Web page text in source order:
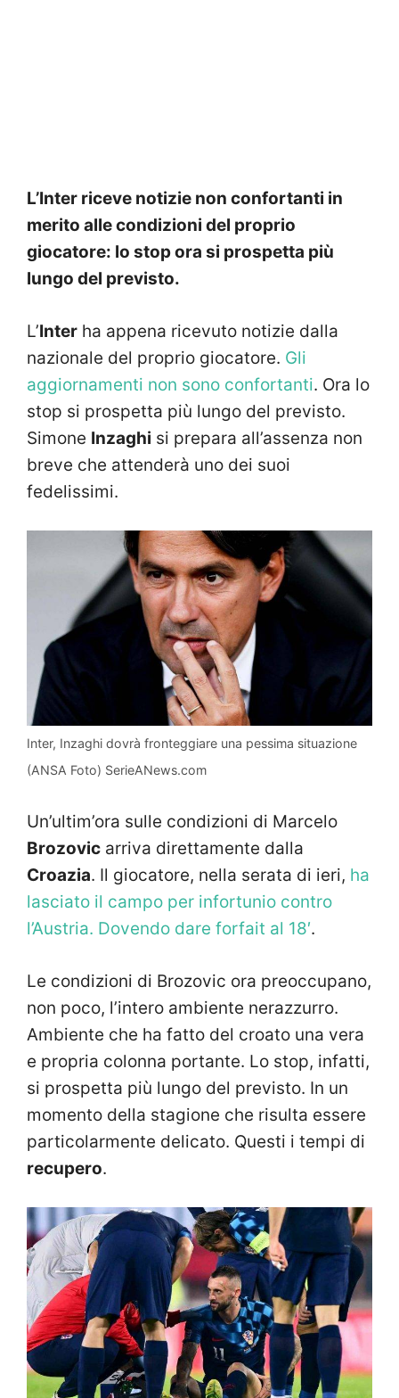
L’Inter riceve notizie non confortanti in
merito alle condizioni del proprio
giocatore: lo stop ora si prospetta più
lungo del previsto.
L’Inter ha appena ricevuto notizie dalla
nazionale del proprio giocatore. Gli
aggiornamenti non sono confortanti. Ora lo
stop si prospetta più lungo del previsto.
Simone Inzaghi si prepara all’assenza non
breve che attenderà uno dei suoi
fedelissimi.
Inter, Inzaghi dovrà fronteggiare una pessima situazione
(ANSA Foto) SerieANews.com
Un’ultim’ora sulle condizioni di Marcelo
Brozovic arriva direttamente dalla
Croazia. Il giocatore, nella serata di ieri, ha
lasciato il campo per infortunio contro
l’Austria. Dovendo dare forfait al 18′.
Le condizioni di Brozovic ora preoccupano,
non poco, l’intero ambiente nerazzurro.
Ambiente che ha fatto del croato una vera
e propria colonna portante. Lo stop, infatti,
si prospetta più lungo del previsto. In un
momento della stagione che risulta essere
particolarmente delicato. Questi i tempi di
recupero.